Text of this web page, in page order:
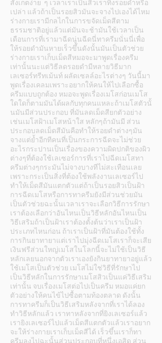
สังเกตง่าย ๆ เวลาเราเป็นสิวเราทิ้งรอยดำหรือ
เปล่า แล้วถ้าเป็นรอยสิวมันจะจางไปเองได้ไหม
ร่างกายเรามีกลไกในการขจัดเม็ดสีตาม
ธรรมชาติอยู่แล้วแต่มันจะช้ามันใช้เวลาเป็น
เดือนการที่เรามาฉีดนู่นฉีดนี่ทาครีมนั่นนี่เพื่อ
ให้รอยดำมันหายเร็วขึ้นดังนั้นมันเป็นตัวช่วย
ร่างกายเราเก็บเม็ดสีหมอจะมาพูดเรื่องครีม
เท่านั้นนะแต่วิธีลดรอยดำมีหลายวิธีมาก
เลเซอร์ทรีทเม้นท์ ผลัดเซลล์อะไรต่างๆ วันนี้มา
พูดเรื่องเคลมเพราะอยากให้คนให้ไปเลือกซื้อ
ครีมแบบถูกต้อง หมอจะพูดเรื่องเมโสก่อนเมโส
ใดใดก็ตามมันได้ผลกับทุกคนแหละถ้าเมโสตัวนั้
นมันมีส่วนประกอบ ที่มันลดเม็ดสียกตัวอย่าง
เช่นเมโสฝ้าเมโสหน้าใส หลักๆถ้ามันมี ส่วน
ประกอบลดเม็ดสีมันคือทำให้รอยดำต่างๆมัน
จางแต่ย้ำอีกทีคนที่เป็นกระการฉีดจะไม่ช่วย
อะไรกระปานเป็นเรื่องของความผิดปกติของผิว
ต่างๆที่ต้องใช้เลเซอร์การที่เราไปฉีดเมโสทา
ครีมต่างๆกระมันไม่จางบางทีไม่สะเทือนเลย
เพราะกระเป็นสิ่งที่ต้องใช้พลังงานเลเซอร์ไป
ทำให้เม็ดสีมันแตกตัวแต่ถ้าเป็นรอยสิวเป็นฝ้า
การฉีดเมโสหรือการทาครีมยังมีส่วนช่วยมัน
เป็นตัวช่วยฉะนั้นเวลาเราจะเลือกวิธีการรักษา
เราต้องเลือกว่าอันไหนเป็นวิธีหลักอันไหนเป็น
วิธีเสริมถ้าเป็นฝ้าเราต้องตั้งต้นว่าเราเป็นฝ้า
ประเภทไหนก่อน ถ้าเราเป็นฝ้าที่มันต้องใช้ทั้ง
การกินยาทายาแต่เราไปมุ่งฉีดเมโสเราก็จะเสีย
เงินฟรีส่วนใหญ่เมโสในโลกนี้จะไม่ใช้เป็นวิธี
หลักเลยนอกจากตัวเราเองยังกินยาทายาอยู่แล้ว
ใช้เมโสเป็นตัวช่วย เมโสไม่ใช่วิธีที่รักษาไป
เป็นวิธีหลักในการรักษาเมโสสิวเป็นแค่วิธีเสริม
เท่านั้น จบเรื่องเมโสต่อไปเป็นครีม หมอแค่ยก
ตัวอย่างให้คนไข้ไปซื้อตามท้องตลาด ดังนั้น
การทาครีมก็เป็นวิธีเสริมหลังจากที่เราได้ลอง
ทำวิธีหลักแล้ว เราทาหลังจากที่ยิงเลเซอร์แล้ว
เรายิงเลเซอร์ไปแล้วเม็ดสีแตกตัวแล้วเราอยาก
จะให้ร่างกายเราเก็บเม็ดสีได้ เร็วขึ้นเราก็ทา
ครีมลงไปฉะนั้นส่วนประกอบที่หนึ่งเอสิด ส่วน